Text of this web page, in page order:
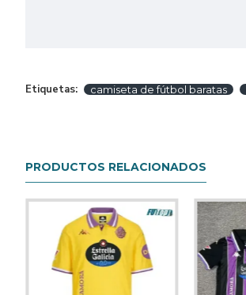
Etiquetas: camiseta de fútbol baratas
PRODUCTOS RELACIONADOS